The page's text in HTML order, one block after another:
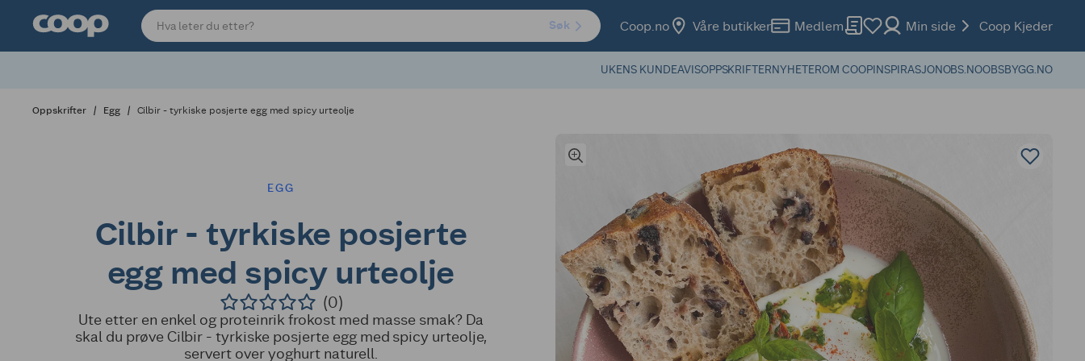
Søk Coop.no Våre butikker Medlem Min side Coop Kjeder
UKENS KUNDEAVISOPPSKRIFTERNYHETEROM COOPINSPIRASJONOBS.NOOBSBYGG.NO
Oppskrifter Egg Cilbir - tyrkiske posjerte egg med spicy urteolje
EGG
Cilbir - tyrkiske posjerte
egg med spicy urteolje
(0)
Ute etter en enkel og proteinrik frokost med masse smak? Da
skal du prøve Cilbir - tyrkiske posjerte egg med spicy urteolje,
servert over yoghurt naturell.